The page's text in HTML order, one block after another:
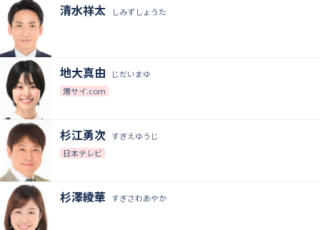
しみずしょうた
清水祥太
じだいまゆ
地大真由
爆サイ.com
すぎえゆうじ
杉江勇次
日本テレビ
すぎさわあやか
杉澤綾華